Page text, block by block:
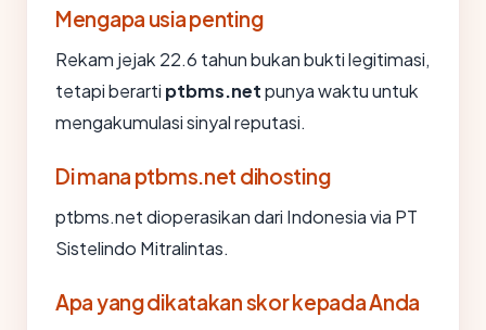
Mengapa usia penting
Rekam jejak 22.6 tahun bukan bukti legitimasi,
tetapi berarti ptbms.netpunya waktu untuk
mengakumulasi sinyal reputasi.
Di mana ptbms.net dihosting
ptbms.net dioperasikan dari Indonesia via PT
Sistelindo Mitralintas.
Apa yang dikatakan skor kepada Anda